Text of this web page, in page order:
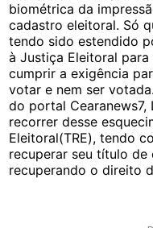
biométrica da
cadastro eleitoral. Só
tendo sido estendido
à Justiça Eleitoral
cumprir a exigência
votar e nem ser
do portal Cearanews7,
recorrer desse
Eleitoral(TRE), tendo
recuperar seu título de
recuperando o direito